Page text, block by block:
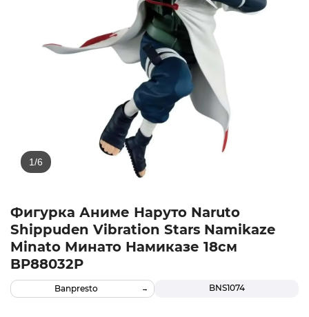
Фигурка Аниме Наруто Naruto
Shippuden Vibration Stars Namikaze
Minato Минато Намиказе 18см
BP88032P
BNS1074
Banpresto